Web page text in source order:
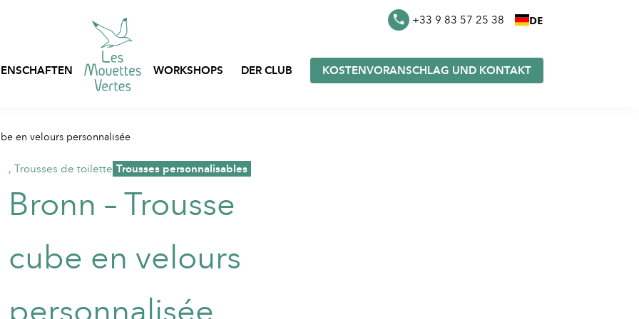
+33 9 83 57 25 38 DE
Berufskleidung
auf Lager
Kleidung auf Lager
WORKSHOPS DER CLUB KOSTENVORANSCHLAG UND KONTAKT
en velours personnalisée
, Trousses de toilette ,Trousses personnalisables
Bronn – Trousse
cube en velours
personnalisée